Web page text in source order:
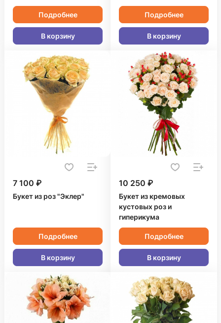
Подробнее
В корзину
Подробнее
В корзину
7 100 ₽
Букет из роз "Эклер"
Подробнее
В корзину
10 250 ₽
Букет из кремовых
кустовых роз и
гиперикума
Подробнее
В корзину